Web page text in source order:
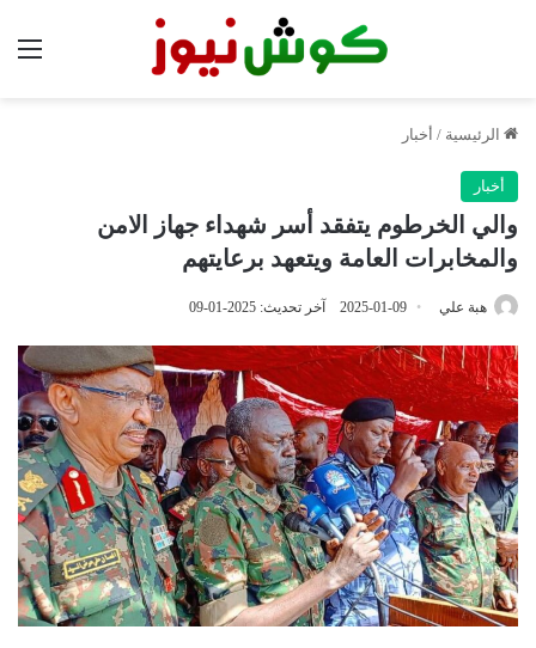
الرئيسية / أخبار
أخبار
والي الخرطوم يتفقد أسر شهداء جهاز الامن
والمخابرات العامة ويتعهد برعايتهم
هبة علي 2025-01-09 آخر تحديث: 2025-01-09